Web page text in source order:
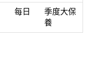
每日
季度大保
養